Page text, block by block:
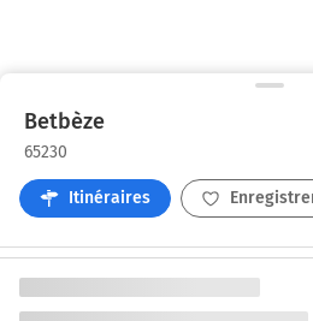
Betbèze
65230
Itinéraires